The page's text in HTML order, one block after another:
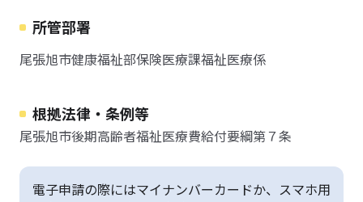
所管部署
尾張旭市健康福祉部保険医療課福祉医療係
根拠法律・条例等
尾張旭市後期高齢者福祉医療費給付要綱第７条
電子申請の際にはマイナンバーカードか、スマホ用